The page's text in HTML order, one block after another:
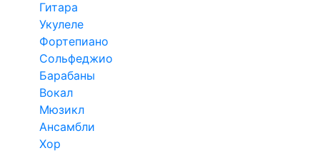
Гитара
Укулеле
Фортепиано
Сольфеджио
Барабаны
Вокал
Мюзикл
Ансамбли
Хор